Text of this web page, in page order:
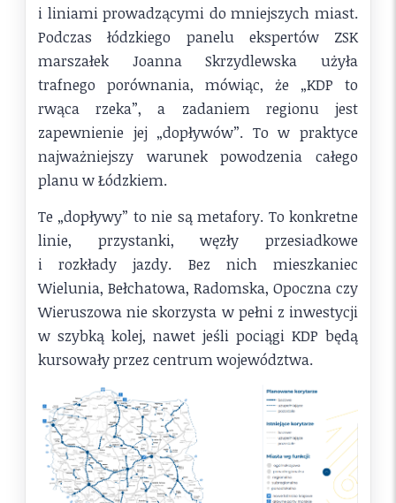
i liniami prowadzącymi do mniejszych miast.
Podczas łódzkiego panelu ekspertów ZSK
marszałek Joanna Skrzydlewska użyła
trafnego porównania, mówiąc, że „KDP to
rwąca rzeka”, a zadaniem regionu jest
zapewnienie jej „dopływów”. To w praktyce
najważniejszy warunek powodzenia całego
planu w Łódzkiem.
Te „dopływy” to nie są metafory. To konkretne
linie, przystanki, węzły przesiadkowe
i rozkłady jazdy. Bez nich mieszkaniec
Wielunia, Bełchatowa, Radomska, Opoczna czy
Wieruszowa nie skorzysta w pełni z inwestycji
w szybką kolej, nawet jeśli pociągi KDP będą
kursowały przez centrum województwa.